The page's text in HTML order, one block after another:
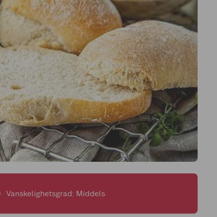
Vanskelighetsgrad: Middels